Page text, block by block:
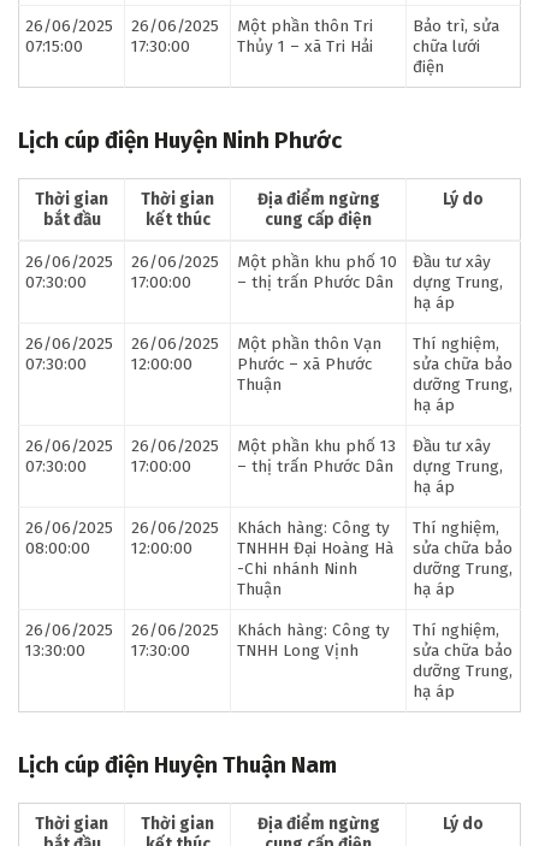
26/06/2025
07:15:00
26/06/2025
17:30:00
Một phần thôn Tri
Thủy 1 – xã Tri Hải
Bảo trì, sửa
chữa lưới
điện
Lịch cúp điện Huyện Ninh Phước
Thời gian
bắt đầu
Thời gian
kết thúc
Địa điểm ngừng
cung cấp điện
Lý do
26/06/2025
07:30:00
26/06/2025
17:00:00
Một phần khu phố 10
– thị trấn Phước Dân
Đầu tư xây
dựng Trung,
hạ áp
26/06/2025
07:30:00
26/06/2025
12:00:00
Một phần thôn Vạn
Phước – xã Phước
Thuận
Thí nghiệm,
sửa chữa bảo
dưỡng Trung,
hạ áp
26/06/2025
07:30:00
26/06/2025
17:00:00
Một phần khu phố 13
– thị trấn Phước Dân
Đầu tư xây
dựng Trung,
hạ áp
26/06/2025
08:00:00
26/06/2025
12:00:00
Khách hàng: Công ty
TNHHH Đại Hoàng Hà
-Chi nhánh Ninh
Thuận
Thí nghiệm,
sửa chữa bảo
dưỡng Trung,
hạ áp
26/06/2025
13:30:00
26/06/2025
17:30:00
Khách hàng: Công ty
TNHH Long Vịnh
Thí nghiệm,
sửa chữa bảo
dưỡng Trung,
hạ áp
Lịch cúp điện Huyện Thuận Nam
Thời gian
Thời gian
Địa điểm ngừng
Lý do